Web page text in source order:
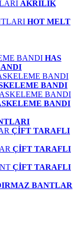
AKRİLİK
HOT MELT
HAS
BANDI
BANDI
ÇİFT TARAFLI
ÇİFT TARAFLI
ÇİFT TARAFLI
BANTLAR